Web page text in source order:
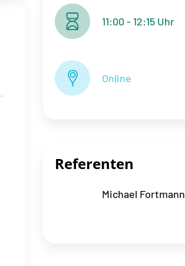
11:00 - 12:15 Uhr
Online
Referenten
Michael Fortmann